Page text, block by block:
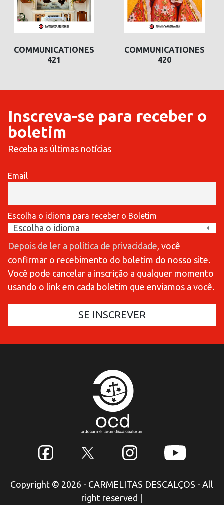
COMMUNICATIONES
420
COMMUNICATIONES
419
Inscreva-se para receber o
boletim
Receba as últimas notícias
Email
Escolha o idioma para receber o Boletim
Depois de ler a política de privacidade, você
confirmar o recebimento do boletim do nosso site.
Você pode cancelar a inscrição a qualquer momento
usando o link em cada boletim que enviamos a você.
Copyright © 2026 - CARMELITAS DESCALÇOS - All
right reserved